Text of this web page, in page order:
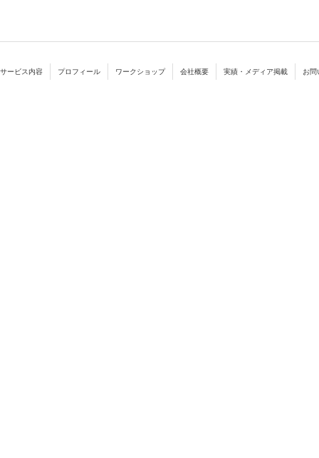
サービス内容 プロフィール ワークショップ 会社概要 実績・メディア掲載 お問